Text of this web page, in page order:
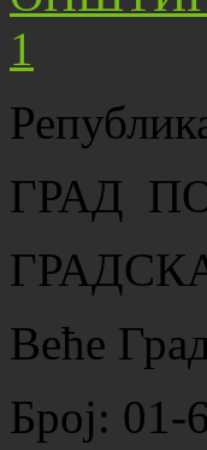
ГРАД
Веће
Број: 01-